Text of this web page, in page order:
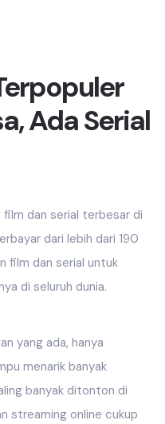
Ada Serial
dan serial terbesar di
dari lebih dari 190
film dan serial untuk
di seluruh dunia.
yang ada, hanya
menarik banyak
banyak ditonton di
streaming online cukup